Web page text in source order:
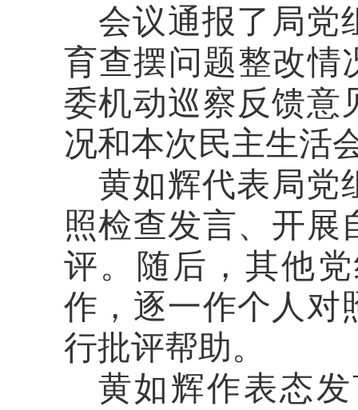
会议通报了局党
育查摆问题整改情
委机动巡察反馈意
况和本次民主生活
黄如辉代表局党
照检查发言、开展
评。随后，其他
作，逐一作个 人对
行批评帮助。
黄如辉作表态